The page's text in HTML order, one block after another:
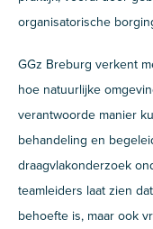
organisatorische
GGz Breburg verkent
hoe natuurlijke
verantwoorde manier
behandeling en
draagvlakonderzoek
teamleiders laat zien
behoefte is, maar ook